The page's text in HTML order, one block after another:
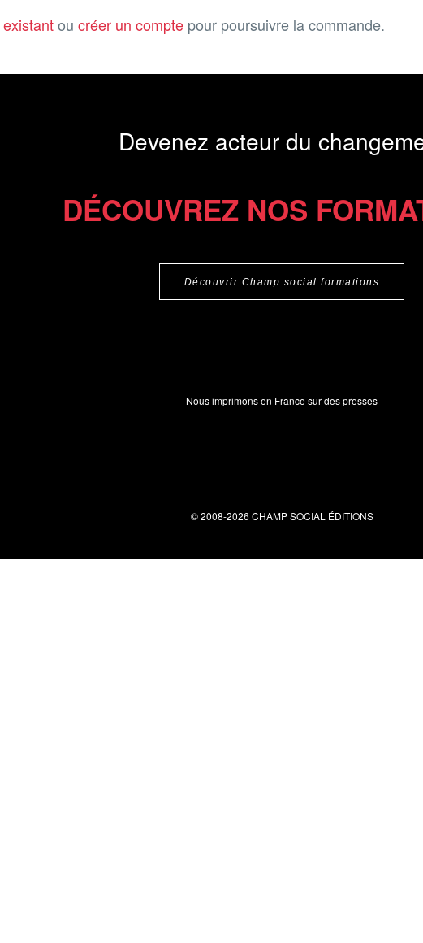
ou créer un compte pour poursuivre la commande.
Devenez acteur du
DÉCOUVREZ NOS
Découvrir Champ social formations
Nous imprimons en France sur des presses
© 2008-2026 CHAMP SOCIAL ÉDITIONS